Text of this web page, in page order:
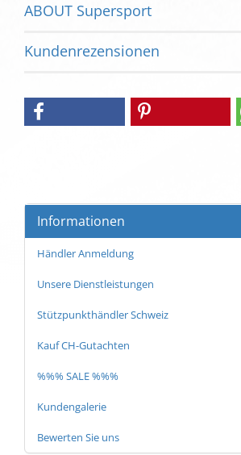
ABOUT Supersport
Kundenrezensionen
Informationen
Händler Anmeldung
Unsere Dienstleistungen
Stützpunkthändler Schweiz
Kauf CH-Gutachten
%%% SALE %%%
Kundengalerie
Bewerten Sie uns